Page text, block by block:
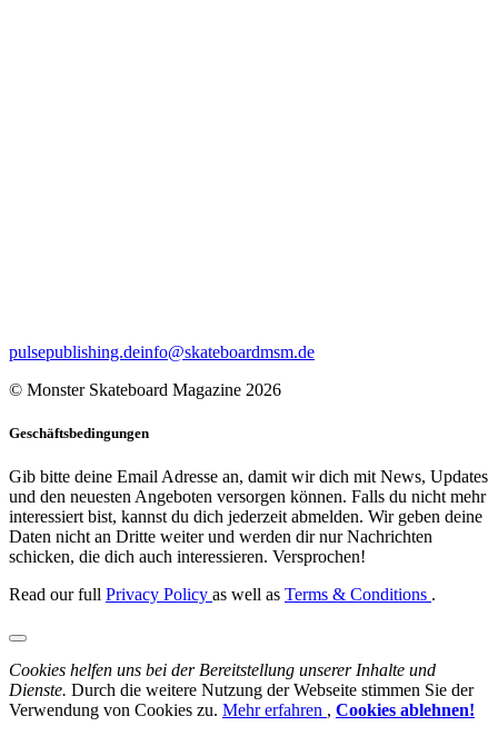
pulsepublishing.deinfo@skateboardmsm.de
© Monster Skateboard Magazine 2026
Geschäftsbedingungen
Gib bitte deine Email Adresse an, damit wir dich mit News, Updates
und den neuesten Angeboten versorgen können. Falls du nicht mehr
interessiert bist, kannst du dich jederzeit abmelden. Wir geben deine
Daten nicht an Dritte weiter und werden dir nur Nachrichten
schicken, die dich auch interessieren. Versprochen!
Read our full Privacy Policy as well as Terms & Conditions .
Cookies helfen uns bei der Bereitstellung unserer Inhalte und
Dienste. Durch die weitere Nutzung der Webseite stimmen Sie der
Verwendung von Cookies zu. Mehr erfahren , Cookies ablehnen!